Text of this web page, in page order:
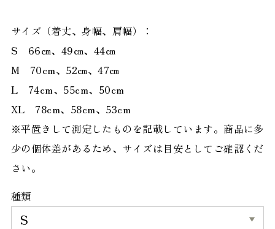
サイズ（着丈、身幅、肩幅）：
S 66㎝、49㎝、44㎝
M 70cm、52㎝、47㎝
L 74cm、55cm、50cm
XL 78cm、58cm、53cm
※平置きして測定したものを記載しています。商品に多
少の個体差があるため、サイズは目安としてご確認くだ
さい。
種類